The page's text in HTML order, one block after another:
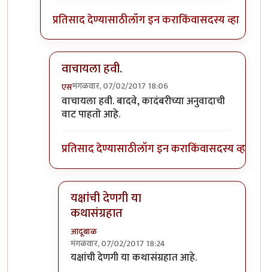
प्रतिसाद देण्यासाठीलॉग इन कराकिंवासदस्य व्हा
वाचायला हवी.
एसमंगळवार, 07/02/2017 18:06
In reply toहो, बरोबर! फॉर्म हरवलेला राईटby
वाचायला हवी. बादवे, कादंबरीच्या अनुवादाची
वाट पाहतो आहे.
प्रतिसाद देण्यासाठीलॉग इन कराकिंवासदस्य व्हा
यक्षांची देणगी या
कथासंग्रहात
आदूबाळ
मंगळवार, 07/02/2017 18:24
In reply toवाचायला हवी.byएस
यक्षांची देणगी या कथासंग्रहात आहे.